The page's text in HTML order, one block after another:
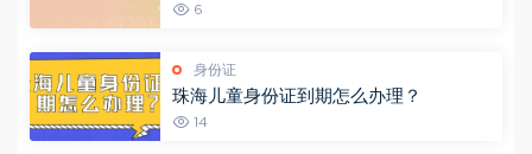
6
身份证
珠海儿童身份证到期怎么办理？
14